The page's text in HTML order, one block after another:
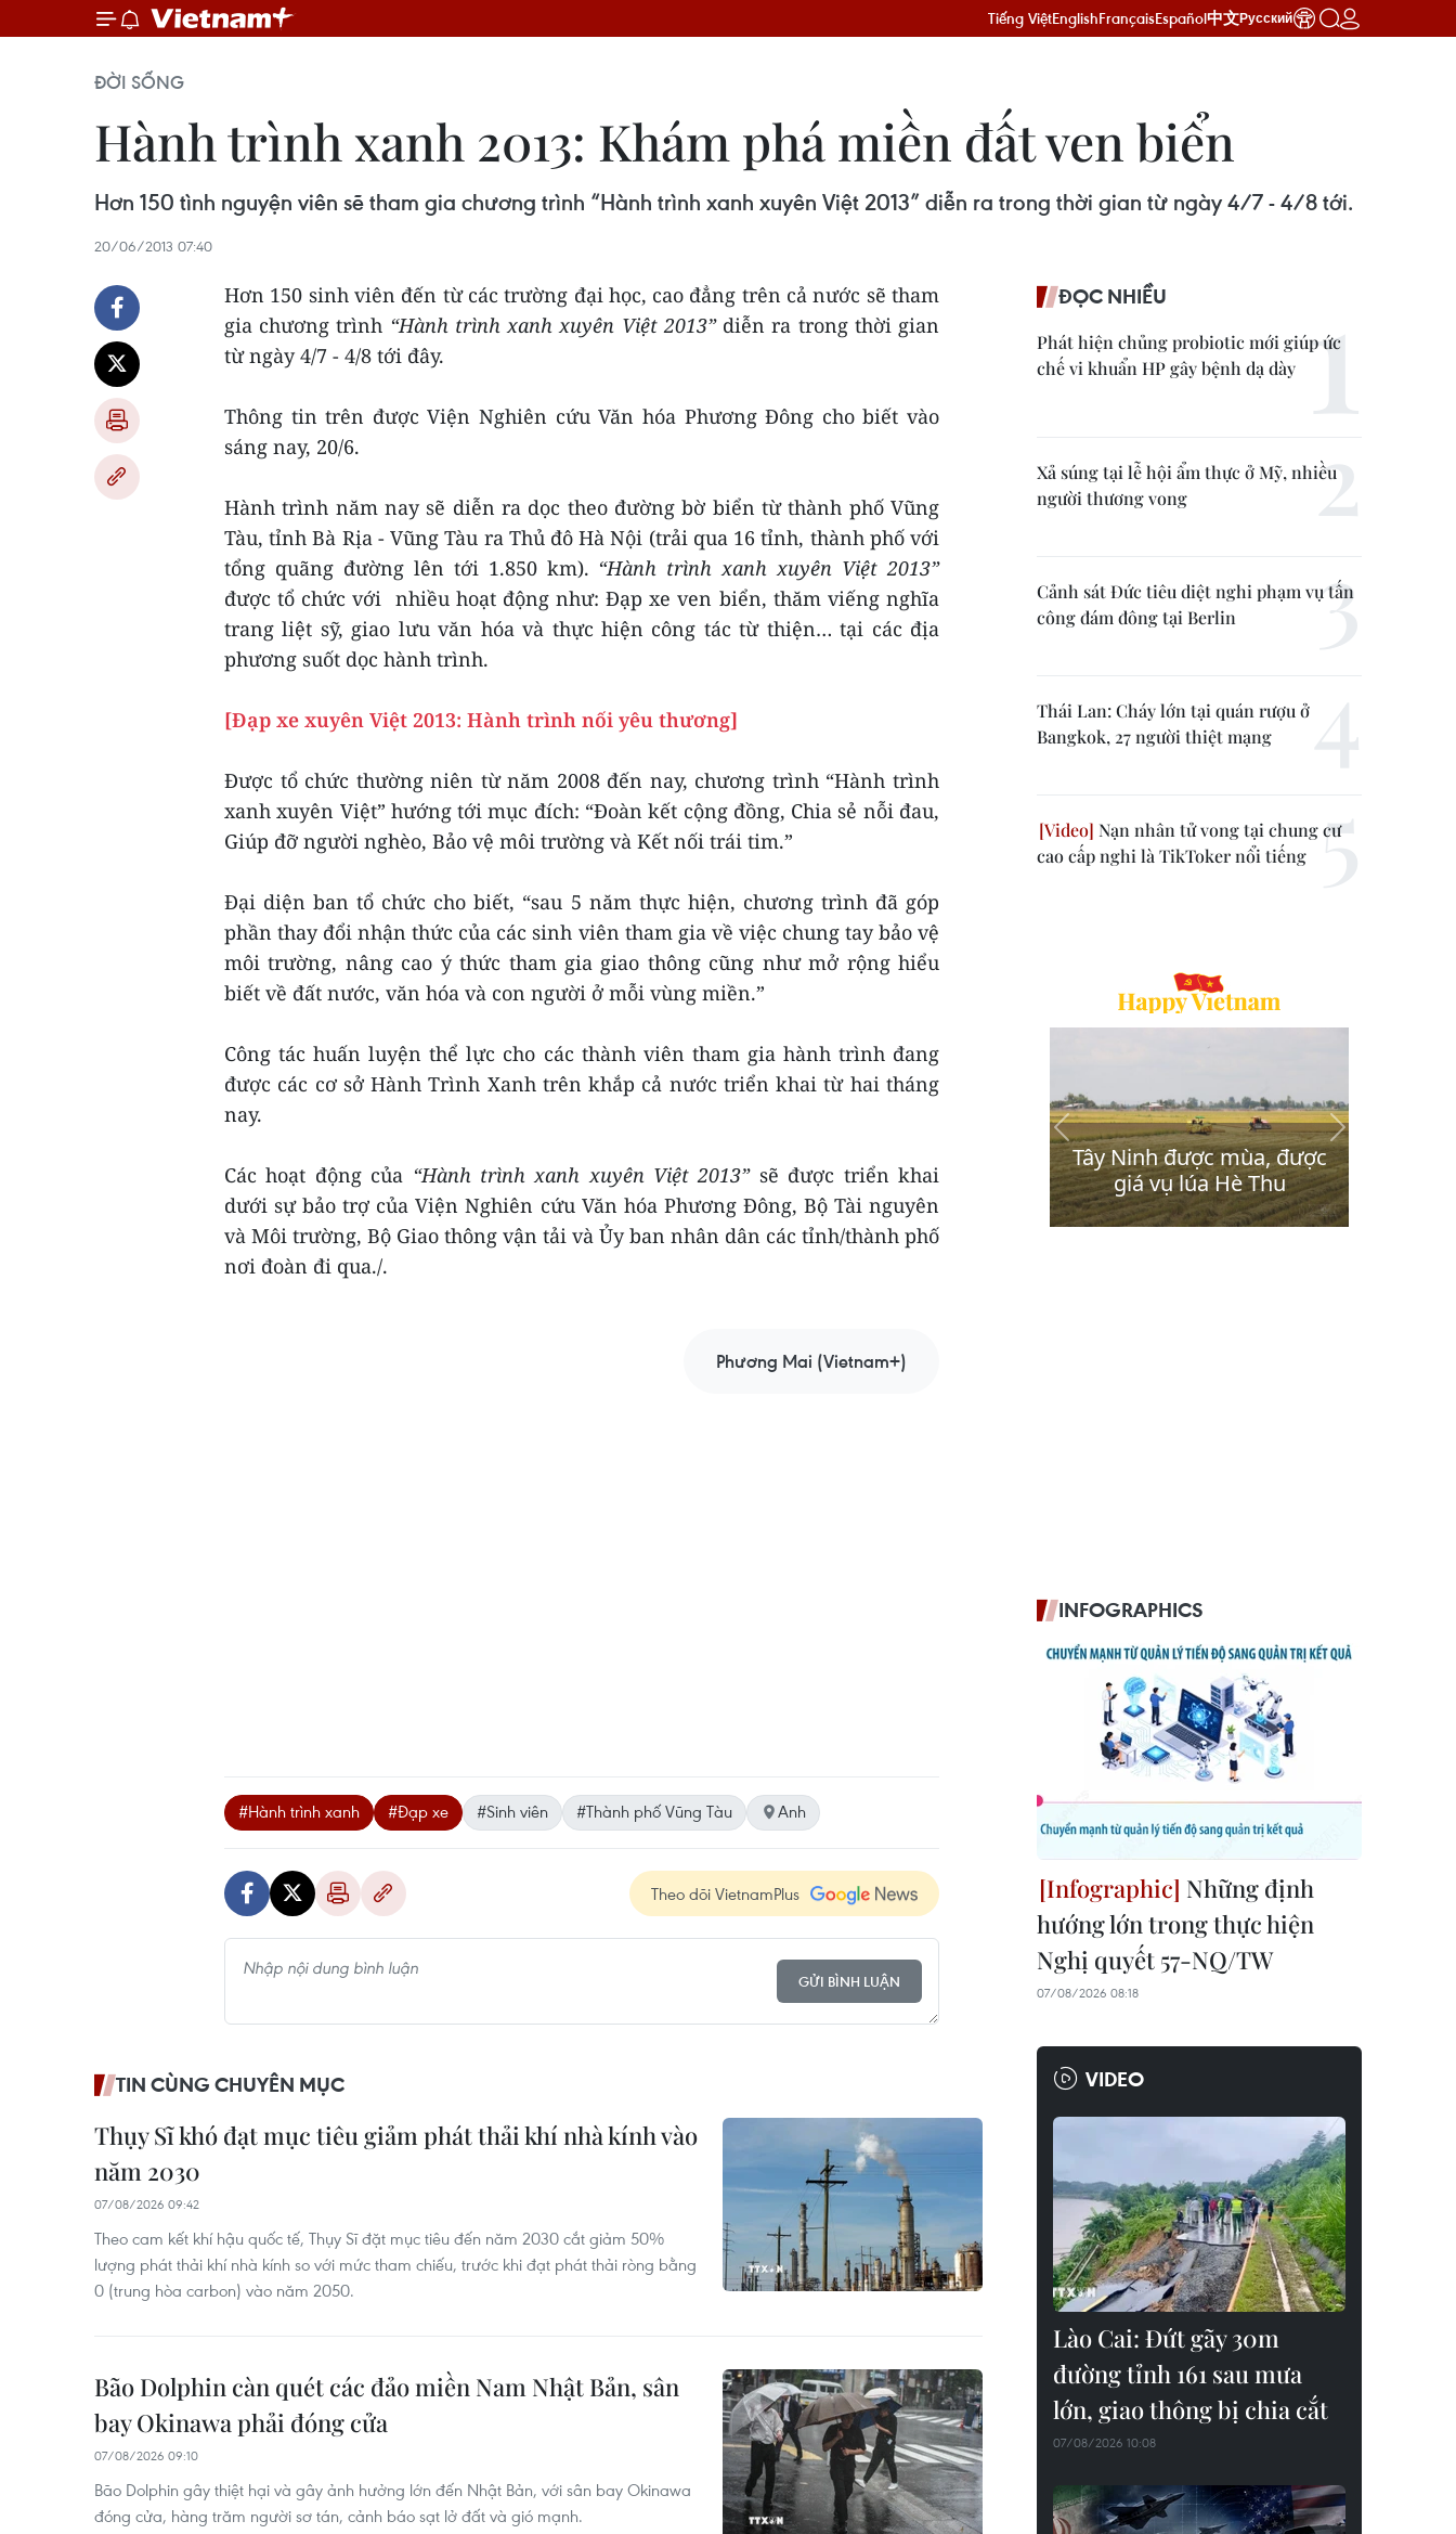
Tiếng ViệtEnglishFrançaisEspañol中文Русский
ĐỜI SỐNG
Hành trình xanh 2013: Khám phá miền đất ven biển
Hơn 150 tình nguyện viên sẽ tham gia chương trình “Hành trình xanh xuyên Việt 2013” diễn ra trong thời gian từ ngày 4/7 - 4/8 tới.
20/06/2013 07:40
Hơn 150 sinh viên đến từ các trường đại học, cao đẳng trên cả nước sẽ tham
gia chương trình “Hành trình xanh xuyên Việt 2013”diễn ra trong thời gian
từ ngày 4/7 - 4/8 tới đây.
Thông tin trên được Viện Nghiên cứu Văn hóa Phương Đông cho biết vào
sáng nay, 20/6.
Hành trình năm nay sẽ diễn ra dọc theo đường bờ biển từ thành phố Vũng
Tàu, tỉnh Bà Rịa - Vũng Tàu ra Thủ đô Hà Nội (trải qua 16 tỉnh, thành phố với
tổng quãng đường lên tới 1.850 km). “Hành trình xanh xuyên Việt 2013”
được tổ chức với nhiều hoạt động như: Đạp xe ven biển, thăm viếng nghĩa
trang liệt sỹ, giao lưu văn hóa và thực hiện công tác từ thiện… tại các địa
phương suốt dọc hành trình.
[Đạp xe xuyên Việt 2013: Hành trình nối yêu thương]
Được tổ chức thường niên từ năm 2008 đến nay, chương trình “Hành trình
xanh xuyên Việt” hướng tới mục đích: “Đoàn kết cộng đồng, Chia sẻ nỗi đau,
Giúp đỡ người nghèo, Bảo vệ môi trường và Kết nối trái tim.”
Đại diện ban tổ chức cho biết, “sau 5 năm thực hiện, chương trình đã góp
phần thay đổi nhận thức của các sinh viên tham gia về việc chung tay bảo vệ
môi trường, nâng cao ý thức tham gia giao thông cũng như mở rộng hiểu
biết về đất nước, văn hóa và con người ở mỗi vùng miền.”
Công tác huấn luyện thể lực cho các thành viên tham gia hành trình đang
được các cơ sở Hành Trình Xanh trên khắp cả nước triển khai từ hai tháng
nay.
Các hoạt động của “Hành trình xanh xuyên Việt 2013”sẽ được triển khai
dưới sự bảo trợ của Viện Nghiên cứu Văn hóa Phương Đông, Bộ Tài nguyên
và Môi trường, Bộ Giao thông vận tải và Ủy ban nhân dân các tỉnh/thành phố
nơi đoàn đi qua./.
Phương Mai (Vietnam+)
#Hành trình xanh #Đạp xe #Sinh viên #Thành phố Vũng Tàu Anh
Theo dõi VietnamPlus
GỬI BÌNH LUẬN
TIN CÙNG CHUYÊN MỤC
Thụy Sĩ khó đạt mục tiêu giảm phát thải khí nhà kính vào
năm 2030
07/08/2026 09:42
Theo cam kết khí hậu quốc tế, Thụy Sĩ đặt mục tiêu đến năm 2030 cắt giảm 50%
lượng phát thải khí nhà kính so với mức tham chiếu, trước khi đạt phát thải ròng bằng
0 (trung hòa carbon) vào năm 2050.
Bão Dolphin càn quét các đảo miền Nam Nhật Bản, sân
bay Okinawa phải đóng cửa
07/08/2026 09:10
Bão Dolphin gây thiệt hại và gây ảnh hưởng lớn đến Nhật Bản, với sân bay Okinawa
đóng cửa, hàng trăm người sơ tán, cảnh báo sạt lở đất và gió mạnh.
ĐỌC NHIỀU
Phát hiện chủng probiotic mới giúp ức
chế vi khuẩn HP gây bệnh dạ dày
Xả súng tại lễ hội ẩm thực ở Mỹ, nhiều
người thương vong
Cảnh sát Đức tiêu diệt nghi phạm vụ tấn
công đám đông tại Berlin
Thái Lan: Cháy lớn tại quán rượu ở
Bangkok, 27 người thiệt mạng
Nạn nhân tử vong tại chung cư
cao cấp nghi là TikToker nổi tiếng
INFOGRAPHICS
Những định
hướng lớn trong thực hiện
Nghị quyết 57-NQ/TW
07/08/2026 08:18
VIDEO
Lào Cai: Đứt gãy 30m
đường tỉnh 161 sau mưa
lớn, giao thông bị chia cắt
07/08/2026 10:08